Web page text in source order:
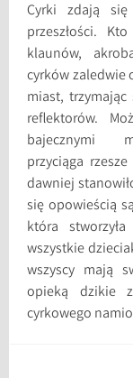
Cyrki zdają się
przeszłości.
klaunów,
cyrków zaledwie
miast,
reflektorów.
bajecznymi
przyciąga
dawniej
się opowieścią
która
wszystkie
wszyscy mają
opieką dzikie
cyrkowego